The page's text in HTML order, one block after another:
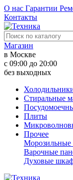
О нас Гарантии
Контакты
Магазин
в Москве
с 09:00 до 20:00
без выходных
Стиральные
Плиты
Прочее
Морозильные
Варочные
Духовые